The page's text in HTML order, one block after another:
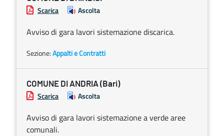
Scarica Ascolta
Avviso di gara lavori sistemazione discarica.
Sezione:Appalti e Contratti
COMUNE DI ANDRIA (Bari)
Scarica Ascolta
Avviso di gara lavori sistemazione a verde aree
comunali.